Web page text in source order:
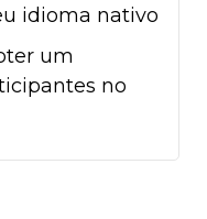
idioma nativo
um
no